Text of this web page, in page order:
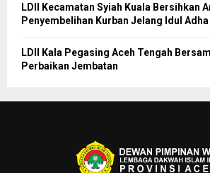
LDII Kecamatan Syiah Kuala Bersihkan
Penyembelihan Kurban Jelang Idul Adha
LDII Kala Pegasing Aceh Tengah
Perbaikan Jembatan